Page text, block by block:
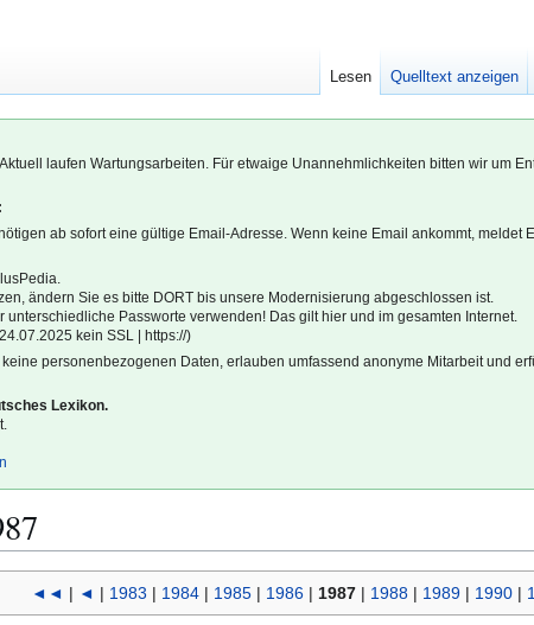
Aktuell laufen Wartungsarbeiten. Für etwaige Unannehmlichkeiten bitten wir um
ab sofort eine gültige Email-Adresse. Wenn keine Email ankommt, meldet
ändern Sie es bitte DORT bis unsere Modernisierung abgeschlossen ist.
Passworte verwenden! Das gilt hier und im gesamten Internet.
kein SSL | https://)
personenbezogenen Daten, erlauben umfassend anonyme Mitarbeit und
Lexikon.
◄◄ | ◄ | 1983 | 1984| 1985| 1986| 1987| 1988| 1989| 1990|
Lesen Quelltext anzeigen